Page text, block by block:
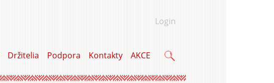
Login
Držitelia Podpora Kontakty AKCE